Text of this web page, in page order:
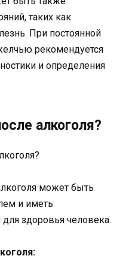
таких как
При постоянной
рекомендуется
и определения
алкоголя?
может быть
и иметь
здоровья человека.